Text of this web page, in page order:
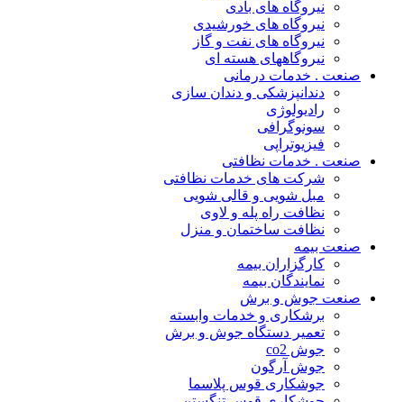
نیروگاه های بادی
نیروگاه های خورشیدی
نیروگاه های نفت و گاز
نیروگاههای هسته ای
صنعت . خدمات درمانی
دندانپزشکی و دندان سازی
رادیولوژی
سونوگرافی
فیزیوتراپی
صنعت . خدمات نظافتی
شرکت های خدمات نظافتی
مبل شویی و قالی شویی
نظافت راه پله و لاوی
نظافت ساختمان و منزل
صنعت بیمه
کارگزاران بیمه
نمایندگان بیمه
صنعت جوش و برش
برشکاری و خدمات وابسته
تعمیر دستگاه جوش و برش
جوش co2
جوش آرگون
جوشکاری قوس پلاسما